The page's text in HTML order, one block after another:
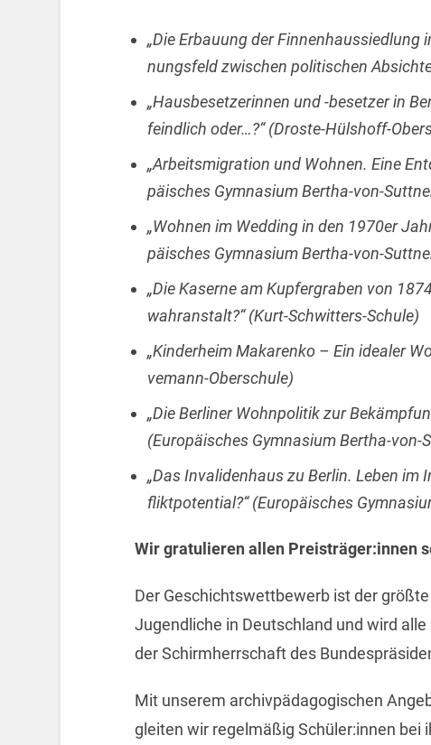
„Die Er­bau­ung der
nungs­feld zwi­schen po­li­ti­schen
„Haus­be­set­ze­rin­nen und -be­set­zer in
feind­lich oder…?“ (Dros­te-Hüls­hoff-
„Ar­beits­mi­gra­ti­on und Woh­nen. Eine
päi­sches Gym­na­si­um Ber­tha-von-
„Woh­nen im Wed­ding in den 1970er
päi­sches Gym­na­si­um Ber­tha-von-
„Die Ka­ser­ne am Kup­fer­gra­ben von
wahr­an­stalt?“ (Kurt-Schwit­ters-Schu­le)
„Kin­der­heim Ma­ka­ren­ko – Ein idea­ler
ve­mann-Ober­schu­le)
„Die Ber­li­ner Wohn­po­li­tik zur
(Eu­ro­päi­sches Gym­na­si­um Ber­tha-von-
„Das In­va­li­den­haus zu Ber­lin. Leben
flikt­po­ten­ti­al?“ (Eu­ro­päi­sches
Wir gra­tu­lie­ren allen Preis­trä­ger:innen
Der Ge­schichts­wett­be­werb ist der
Ju­gend­li­che in Deutsch­land und wird
der Schirm­herr­schaft des
Mit un­se­rem ar­chiv­päd­ago­gi­schen
glei­ten wir re­gel­mä­ßig Schü­ler:innen